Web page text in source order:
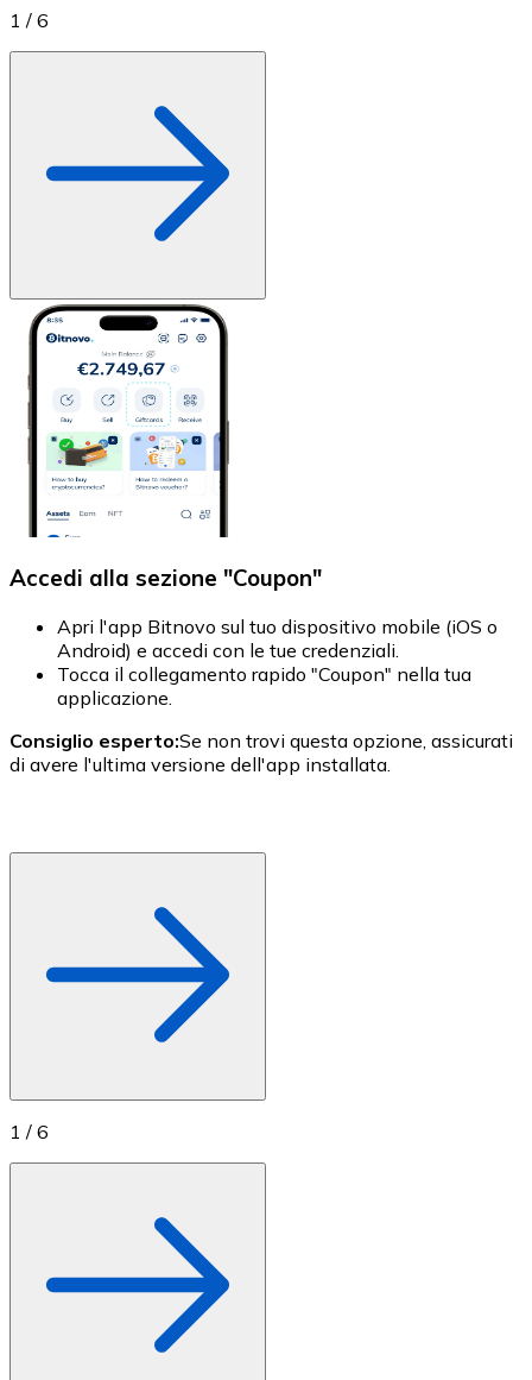
Usa le carte Visa e Mastercard per acquistare
Negozio - Carte regalo
Nuovo
Acquista gift card dei tuoi marchi preferiti con
1 / 6
Accedi alla sezione "Coupon"
Apri l'app Bitnovo sul tuo dispositivo mobile (iOS o
Android) e accedi con le tue credenziali.
Tocca il collegamento rapido "Coupon" nella tua
applicazione.
Consiglio esperto:Se non trovi questa opzione, assicurati
di avere l'ultima versione dell'app installata.
1 / 6